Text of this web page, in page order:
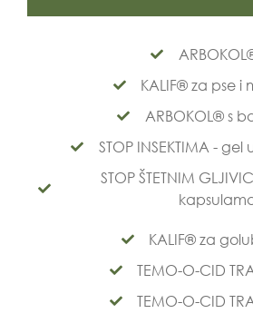
KALIF® za pse i
ARBOKOL® s
STOP INSEKTIMA -
STOP ŠTETNIM
KALIF® za
TEMO-O-CID
TEMO-O-CID